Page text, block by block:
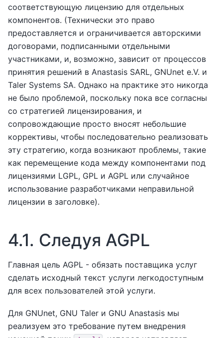
соответствующую лицензию для отдельных
компонентов. (Технически это право
предоставляется и ограничивается авторскими
договорами, подписанными отдельными
участниками, и, возможно, зависит от процессов
принятия решений в Anastasis SARL, GNUnet e.V. и
Taler Systems SA. Однако на практике это никогда
не было проблемой, поскольку пока все согласны
со стратегией лицензирования, и
сопровождающие просто вносят небольшие
коррективы, чтобы последовательно реализовать
эту стратегию, когда возникают проблемы, такие
как перемещение кода между компонентами под
лицензиями LGPL, GPL и AGPL или случайное
использование разработчиками неправильной
лицензии в заголовке).
4.1. Следуя AGPL
Главная цель AGPL - обязать поставщика услуг
сделать исходный текст услуги легкодоступным
для всех пользователей этой услуги.
Для GNUnet, GNU Taler и GNU Anastasis мы
реализуем это требование путем внедрения